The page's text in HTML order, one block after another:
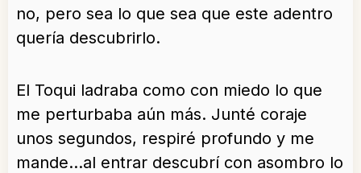
no, pero sea lo que sea que este adentro
quería descubrirlo.
El Toqui ladraba como con miedo lo que
me perturbaba aún más. Junté coraje
unos segundos, respiré profundo y me
mande…al entrar descubrí con asombro lo